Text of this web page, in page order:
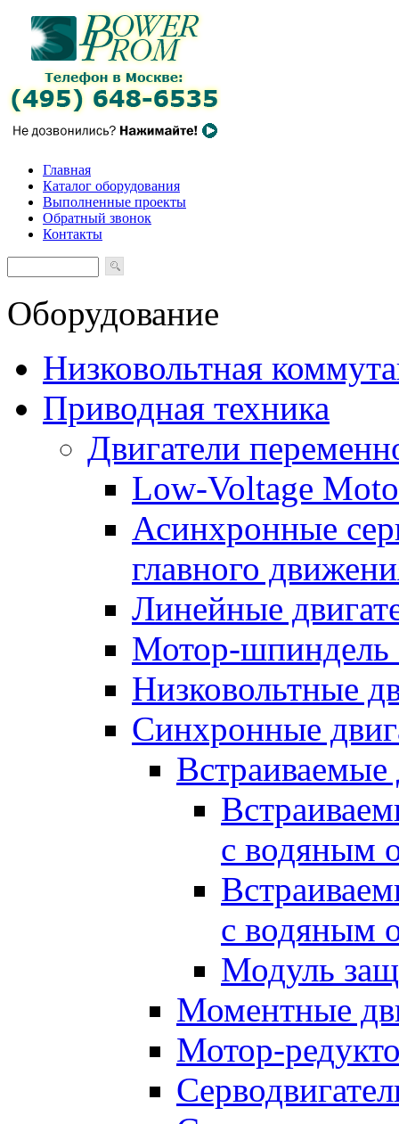
Главная
Каталог оборудования
Выполненные проекты
Обратный звонок
Контакты
Оборудование
Низковольтная
Приводная техника
Двигатели
Low-Voltage
Асинхронные
главного
Линейные
Мотор-шпиндель
Низковольтные
Синхронные
Встраиваемые
с водяным
с водяным
Модуль
Моментные
Мотор-